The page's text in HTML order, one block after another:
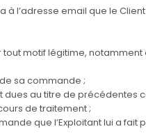
l’adresse email que le
motif légitime, notamment
sa commande ;
dues au titre de précédentes
de traitement ;
que l’Exploitant lui a fait